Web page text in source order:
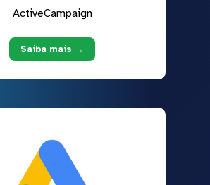
ActiveCampaign
Saiba mais →